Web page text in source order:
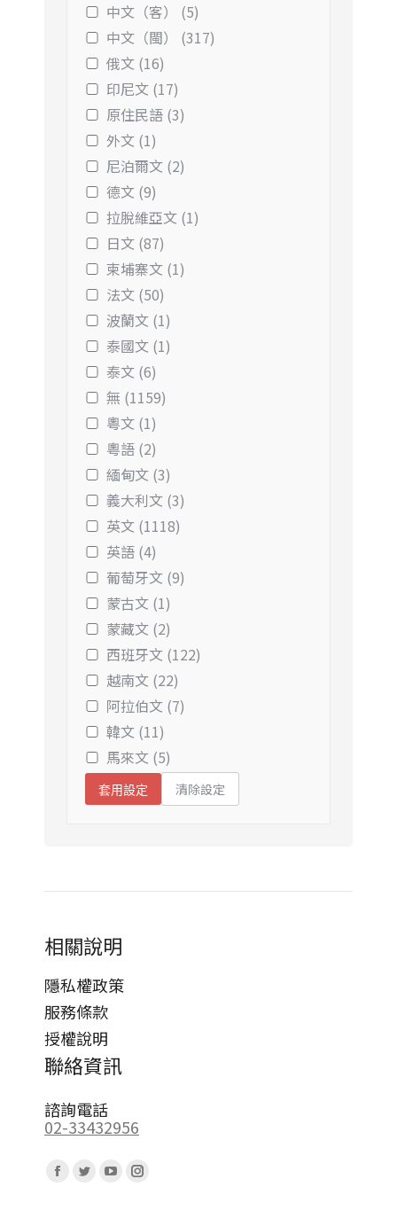
中文（客） (5)
中文（閩） (317)
俄文 (16)
印尼文 (17)
原住民語 (3)
外文 (1)
尼泊爾文 (2)
德文 (9)
拉脫維亞文 (1)
日文 (87)
柬埔寨文 (1)
法文 (50)
波蘭文 (1)
泰國文 (1)
泰文 (6)
無 (1159)
粵文 (1)
粵語 (2)
緬甸文 (3)
義大利文 (3)
英文 (1118)
英語 (4)
葡萄牙文 (9)
蒙古文 (1)
蒙藏文 (2)
西班牙文 (122)
越南文 (22)
阿拉伯文 (7)
韓文 (11)
馬來文 (5)
套用設定 清除設定
相關說明
隱私權政策
服務條款
授權說明
聯絡資訊
諮詢電話
02-33432956
Facebook
TwitterYouTubeInstagram